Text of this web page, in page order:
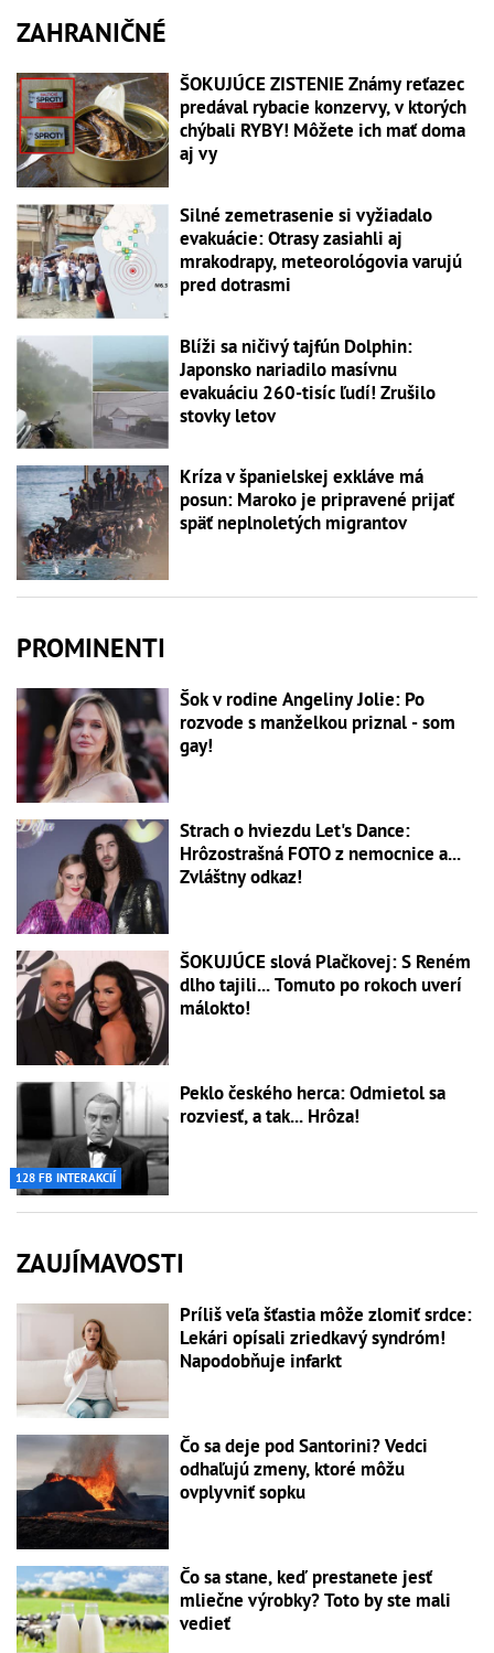
ZAHRANIČNÉ
ŠOKUJÚCE ZISTENIE Známy reťazec
predával rybacie konzervy, v ktorých
chýbali RYBY! Môžete ich mať doma
aj vy
Silné zemetrasenie si vyžiadalo
evakuácie: Otrasy zasiahli aj
mrakodrapy, meteorológovia varujú
pred dotrasmi
Blíži sa ničivý tajfún Dolphin:
Japonsko nariadilo masívnu
evakuáciu 260-tisíc ľudí! Zrušilo
stovky letov
Kríza v španielskej exkláve má
posun: Maroko je pripravené prijať
späť neplnoletých migrantov
PROMINENTI
Šok v rodine Angeliny Jolie: Po
rozvode s manželkou priznal - som
gay!
Strach o hviezdu Let's Dance:
Hrôzostrašná FOTO z nemocnice a...
Zvláštny odkaz!
ŠOKUJÚCE slová Plačkovej: S Reném
dlho tajili... Tomuto po rokoch uverí
málokto!
128 FB INTERAKCIÍ
Peklo českého herca: Odmietol sa
rozviesť, a tak... Hrôza!
ZAUJÍMAVOSTI
Príliš veľa šťastia môže zlomiť srdce:
Lekári opísali zriedkavý syndróm!
Napodobňuje infarkt
Čo sa deje pod Santorini? Vedci
odhaľujú zmeny, ktoré môžu
ovplyvniť sopku
Čo sa stane, keď prestanete jesť
mliečne výrobky? Toto by ste mali
vedieť